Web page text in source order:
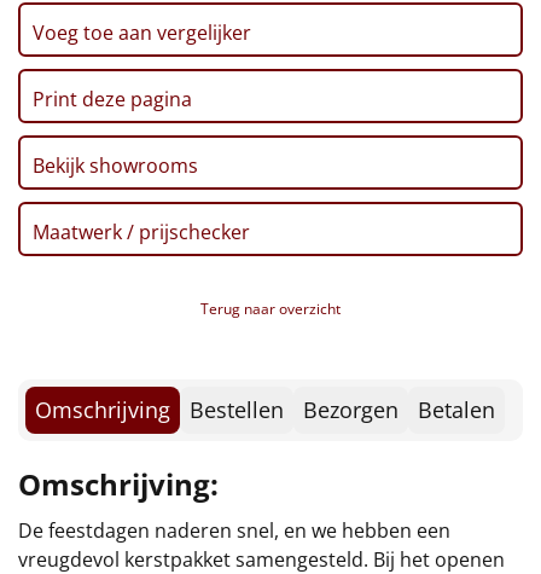
Wake up light
NIEUW
Borrelplank
Warmtekussen
Slowcooker POPULAIR
Noodradio
Deken (fleece plaid)
Alle artikelen
Overige
Ideeën
Personeel
Voeg toe aan vergelijker
Print deze pagina
Bekijk showrooms
Maatwerk / prijschecker
Terug naar overzicht
Omschrijving Bestellen Bezorgen Betalen
Omschrijving:
De feestdagen naderen snel, en we hebben een
vreugdevol kerstpakket samengesteld. Bij het openen
collega's of vrienden mee te verrassen! Trek die groene
kerstmuts op, houd de popper vast en laten we samen